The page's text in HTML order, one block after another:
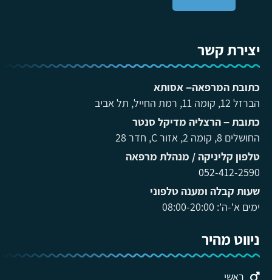
יצירת קשר
כתובת המרפאה– אסותא
הברזל 12, קומה 11, רמת החייל, תל אביב
כתובת – הרצליה מדיקל סנטר
החושלים 8, קומה 2, אזור C, חדר 28
טלפון קליניקה / מנהלת מרפאה
052-412-2590
שעות קבלה ומענה טלפוני
ימים א’-ה’: 08:00-20:00
ניווט מהיר
ראשי